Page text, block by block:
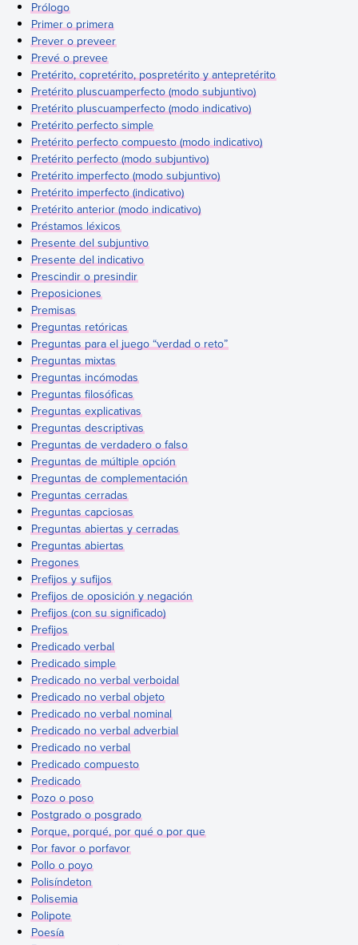
Prólogo
Primer o primera
Prever o preveer
Prevé o prevee
Pretérito, copretérito, pospretérito y antepretérito
Pretérito pluscuamperfecto (modo subjuntivo)
Pretérito pluscuamperfecto (modo indicativo)
Pretérito perfecto simple
Pretérito perfecto compuesto (modo indicativo)
Pretérito perfecto (modo subjuntivo)
Pretérito imperfecto (modo subjuntivo)
Pretérito imperfecto (indicativo)
Pretérito anterior (modo indicativo)
Préstamos léxicos
Presente del subjuntivo
Presente del indicativo
Prescindir o presindir
Preposiciones
Premisas
Preguntas retóricas
Preguntas para el juego “verdad o reto”
Preguntas mixtas
Preguntas incómodas
Preguntas filosóficas
Preguntas explicativas
Preguntas descriptivas
Preguntas de verdadero o falso
Preguntas de múltiple opción
Preguntas de complementación
Preguntas cerradas
Preguntas capciosas
Preguntas abiertas y cerradas
Preguntas abiertas
Pregones
Prefijos y sufijos
Prefijos de oposición y negación
Prefijos (con su significado)
Prefijos
Predicado verbal
Predicado simple
Predicado no verbal verboidal
Predicado no verbal objeto
Predicado no verbal nominal
Predicado no verbal adverbial
Predicado no verbal
Predicado compuesto
Predicado
Pozo o poso
Postgrado o posgrado
Porque, porqué, por qué o por que
Por favor o porfavor
Pollo o poyo
Polisíndeton
Polisemia
Polipote
Poesía